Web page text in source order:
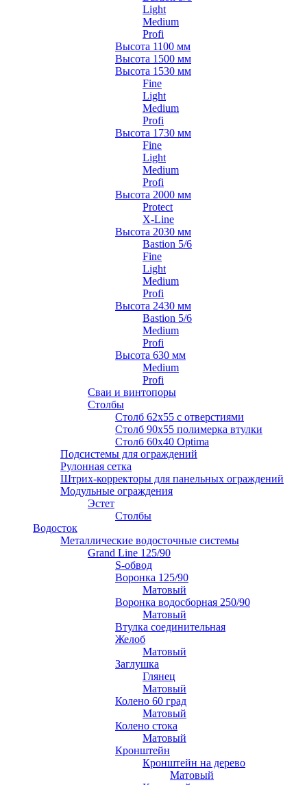
Light
Medium
Profi
Высота 1100 мм
Высота 1500 мм
Высота 1530 мм
Fine
Light
Medium
Profi
Высота 1730 мм
Fine
Light
Medium
Profi
Высота 2000 мм
Protect
X-Line
Высота 2030 мм
Bastion 5/6
Fine
Light
Medium
Profi
Высота 2430 мм
Bastion 5/6
Medium
Profi
Высота 630 мм
Medium
Profi
Сваи и винтопоры
Столбы
Cтолб 62х55 с отверстиями
Cтолб 90х55 полимерка втулки
Столб 60х40 Optima
Подсистемы для ограждений
Рулонная сетка
Штрих-корректоры для панельных ограждений
Модульные ограждения
Эстет
Столбы
Водосток
Металлические водосточные системы
Grand Line 125/90
S-обвод
Воронка 125/90
Матовый
Воронка водосборная 250/90
Матовый
Втулка соединительная
Желоб
Матовый
Заглушка
Глянец
Матовый
Колено 60 град
Матовый
Колено стока
Матовый
Кронштейн
Кронштейн на дерево
Матовый